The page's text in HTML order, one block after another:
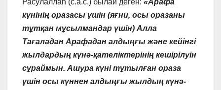
Расулаллаһ (с.а.с.) былай деген: «Арафа
күнінің оразасы үшін (яғни, осы оразаны
тұтқан мұсылмандар үшін) Алла
Тағаладан Арафадан алдыңғы және кейінгі
жылдардың күнә-қателіктерінің кешірілуін
сұраймын. Ашура күні тұтылған ораза
үшін осы күннен алдыңғы жылдың күнә-